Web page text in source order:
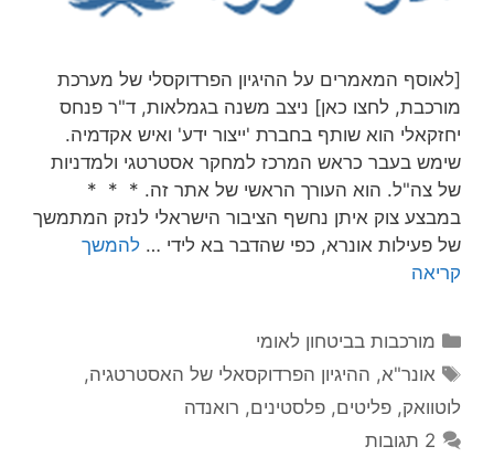
[לאוסף המאמרים על ההיגיון הפרדוקסלי של מערכת
מורכבת, לחצו כאן] ניצב משנה בגמלאות, ד"ר פנחס
יחזקאלי הוא שותף בחברת 'ייצור ידע' ואיש אקדמיה.
שימש בעבר כראש המרכז למחקר אסטרטגי ולמדניות
של צה"ל. הוא העורך הראשי של אתר זה. * * *
במבצע צוק איתן נחשף הציבור הישראלי לנזק המתמשך
של פעילות אונרא, כפי שהדבר בא לידי … להמשך
קריאה
קטגוריות
מורכבות בביטחון לאומי
תגיות
אונר"א, ההיגיון הפרדוקסאלי של האסטרטגיה,
לוטוואק, פליטים, פלסטינים, רואנדה
2 תגובות